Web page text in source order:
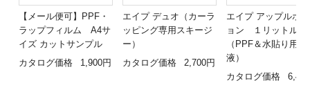
【メール便可】PPF・
ラップフィルム A4サ
イズ カットサンプル
カタログ価格
1,900円
エイプ デュオ（カーラ
ッピング専用スキージ
ー）
カタログ価格
2,700円
エイプ アップルポ
ョン １リットル
（PPF＆水貼り用施
液）
カタログ価格